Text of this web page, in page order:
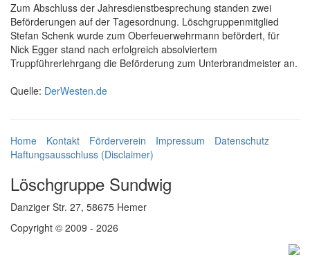
Zum Abschluss der Jahresdienstbesprechung standen zwei
Beförderungen auf der Tagesordnung. Löschgruppenmitglied
Stefan Schenk wurde zum Oberfeuerwehrmann befördert, für
Nick Egger stand nach erfolgreich absolviertem
Truppführerlehrgang die Beförderung zum Unterbrandmeister an.
Quelle: DerWesten.de
Home Kontakt Förderverein Impressum
Datenschutz
Haftungsausschluss (Disclaimer)
Löschgruppe Sundwig
Danziger Str. 27, 58675 Hemer
Copyright © 2009 - 2026